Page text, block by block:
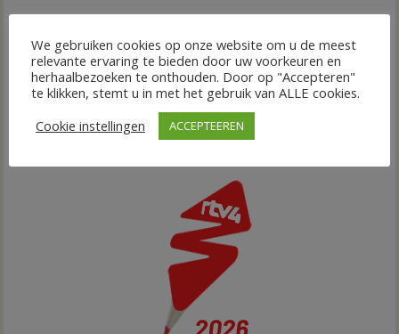
We gebruiken cookies op onze website om u de meest
relevante ervaring te bieden door uw voorkeuren en
herhaalbezoeken te onthouden. Door op "Accepteren"
te klikken, stemt u in met het gebruik van ALLE cookies.
Cookie instellingen
ACCEPTEEREN